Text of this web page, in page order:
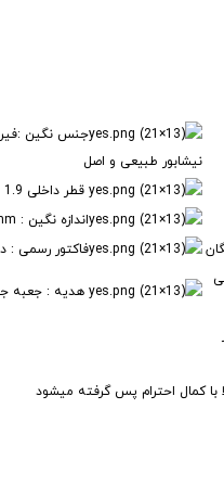
جنس نگین
نیشابور طبیعی و اصل
قطر داخلی 1.9
اندازه نگین : 7mm*6mm
فاکتور رسمی :
: بین 3 الی
هدیه : جعبه
با کمال احترام پس گرفته میشود